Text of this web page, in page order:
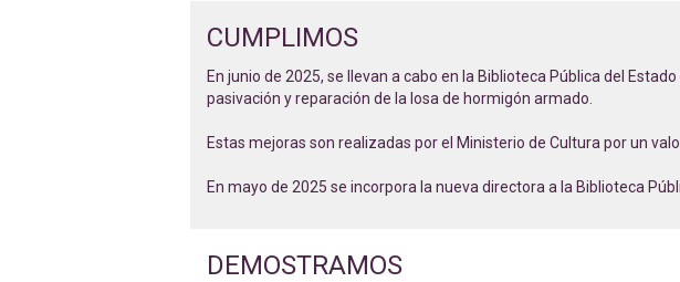
CUMPLIMOS
En junio de 2025, se llevan a cabo en la Biblioteca Pública del
pasivación y reparación de la losa de hormigón armado.
Estas mejoras son realizadas por el Ministerio de Cultura por un
En mayo de 2025 se incorpora la nueva directora a la Biblioteca
DEMOSTRAMOS